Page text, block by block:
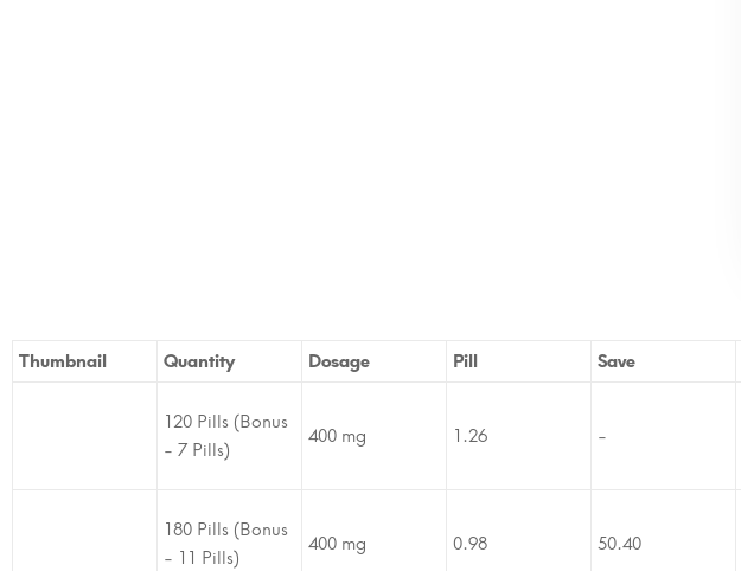
Thumbnail Quantity Dosage Pill Save
120 Pills (Bonus
- 7 Pills)
400 mg 1.26 -
180 Pills (Bonus
- 11 Pills)
400 mg 0.98 50.40